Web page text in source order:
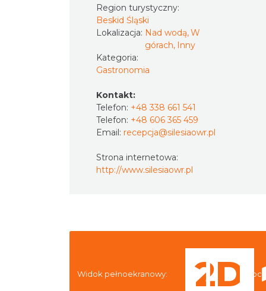
Region turystyczny:
Beskid Śląski
Lokalizacja: Nad wodą, W
górach, Inny
Kategoria:
Gastronomia
Kontakt:
Telefon: +48 338 661 541
Telefon: +48 606 365 459
Email: recepcja@silesiaowr.pl
Strona internetowa:
http://www.silesiaowr.pl
Widok pełnoekranowy: